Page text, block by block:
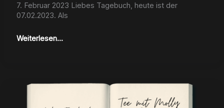
7. Feb­ru­ar 2023 Liebes Tage­buch, heute ist der
07.02.2023. Als
Weiterlesen...
Wahnvorstellungen